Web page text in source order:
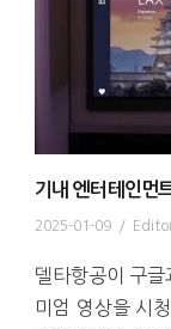
기내 엔터테인먼
2025-01-09 /
델타항공이 구글
미엄 영상을 시